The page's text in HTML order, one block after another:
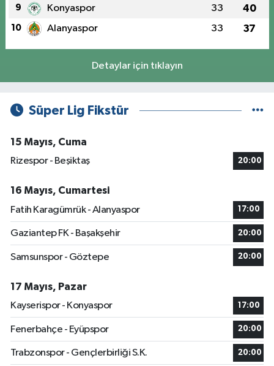
9 Konyaspor 33 40
10 Alanyaspor 33 37
Detaylar için tıklayın
Süper Lig Fikstür
15 Mayıs, Cuma
Rizespor - Beşiktaş
20:00
16 Mayıs, Cumartesi
Fatih Karagümrük - Alanyaspor
17:00
Gaziantep FK - Başakşehir 20:00
Samsunspor - Göztepe 20:00
17 Mayıs, Pazar
Kayserispor - Konyaspor
17:00
Fenerbahçe - Eyüpspor 20:00
Trabzonspor - Gençlerbirliği S.K. 20:00